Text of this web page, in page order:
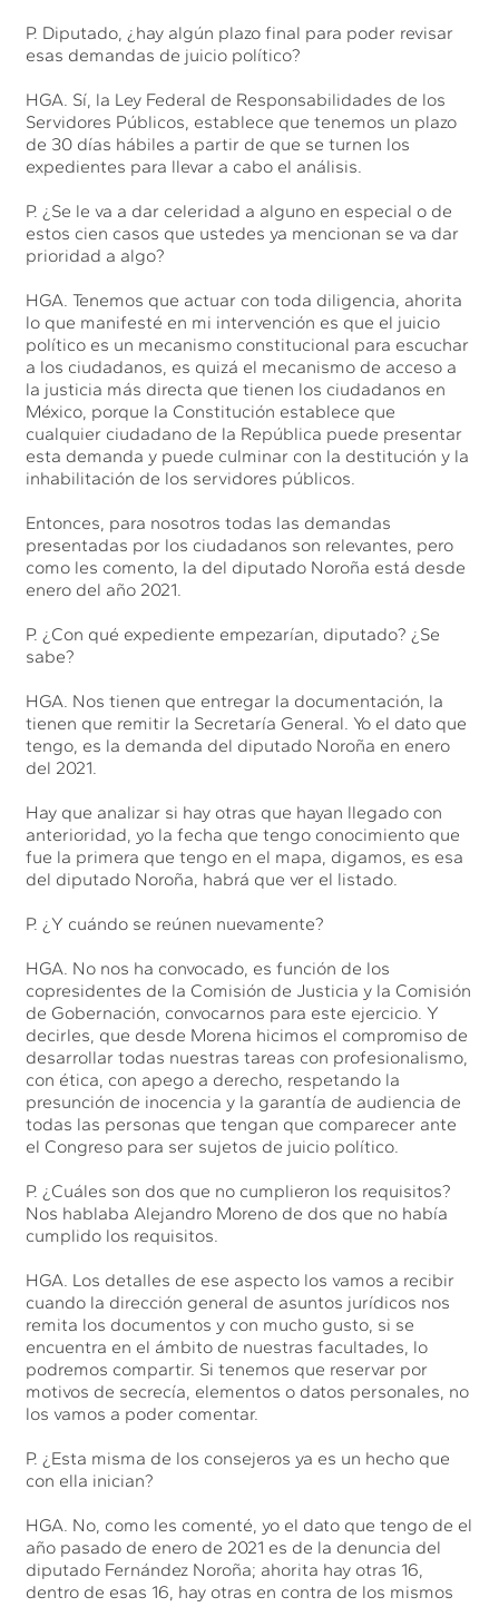
P. Diputado, ¿hay algún plazo final para poder revisar
esas demandas de juicio político?
HGA. Sí, la Ley Federal de Responsabilidades de los
Servidores Públicos, establece que tenemos un plazo
de 30 días hábiles a partir de que se turnen los
expedientes para llevar a cabo el análisis.
P. ¿Se le va a dar celeridad a alguno en especial o de
estos cien casos que ustedes ya mencionan se va dar
prioridad a algo?
HGA. Tenemos que actuar con toda diligencia, ahorita
lo que manifesté en mi intervención es que el juicio
político es un mecanismo constitucional para escuchar
a los ciudadanos, es quizá el mecanismo de acceso a
la justicia más directa que tienen los ciudadanos en
México, porque la Constitución establece que
cualquier ciudadano de la República puede presentar
esta demanda y puede culminar con la destitución y la
inhabilitación de los servidores públicos.
Entonces, para nosotros todas las demandas
presentadas por los ciudadanos son relevantes, pero
como les comento, la del diputado Noroña está desde
enero del año 2021.
P. ¿Con qué expediente empezarían, diputado? ¿Se
sabe?
HGA. Nos tienen que entregar la documentación, la
tienen que remitir la Secretaría General. Yo el dato que
tengo, es la demanda del diputado Noroña en enero
del 2021.
Hay que analizar si hay otras que hayan llegado con
anterioridad, yo la fecha que tengo conocimiento que
fue la primera que tengo en el mapa, digamos, es esa
del diputado Noroña, habrá que ver el listado.
P. ¿Y cuándo se reúnen nuevamente?
HGA. No nos ha convocado, es función de los
copresidentes de la Comisión de Justicia y la Comisión
de Gobernación, convocarnos para este ejercicio. Y
decirles, que desde Morena hicimos el compromiso de
desarrollar todas nuestras tareas con profesionalismo,
con ética, con apego a derecho, respetando la
presunción de inocencia y la garantía de audiencia de
todas las personas que tengan que comparecer ante
el Congreso para ser sujetos de juicio político.
P. ¿Cuáles son dos que no cumplieron los requisitos?
Nos hablaba Alejandro Moreno de dos que no había
cumplido los requisitos.
HGA. Los detalles de ese aspecto los vamos a recibir
cuando la dirección general de asuntos jurídicos nos
remita los documentos y con mucho gusto, si se
encuentra en el ámbito de nuestras facultades, lo
podremos compartir. Si tenemos que reservar por
motivos de secrecía, elementos o datos personales, no
los vamos a poder comentar.
P. ¿Esta misma de los consejeros ya es un hecho que
con ella inician?
HGA. No, como les comenté, yo el dato que tengo de el
año pasado de enero de 2021 es de la denuncia del
diputado Fernández Noroña; ahorita hay otras 16,
dentro de esas 16, hay otras en contra de los mismos